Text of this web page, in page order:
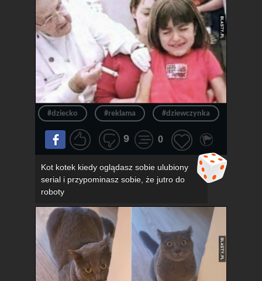
#dziecko #reklama #dziewczynka
9 0
Kot kotek kiedy oglądasz sobie ulubiony
serial i przypominasz sobie, że jutro do
roboty